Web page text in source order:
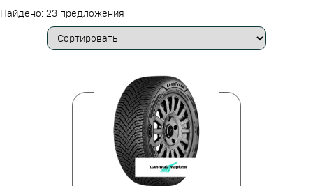
Найдено: 23 предложения